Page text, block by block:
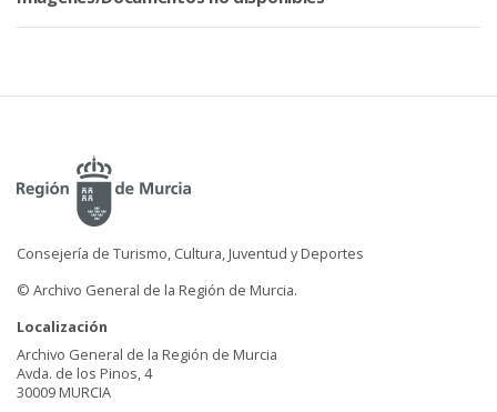
Consejería de Turismo, Cultura, Juventud y Deportes
© Archivo General de la Región de Murcia.
Localización
Archivo General de la Región de Murcia
Avda. de los Pinos, 4
30009 MURCIA